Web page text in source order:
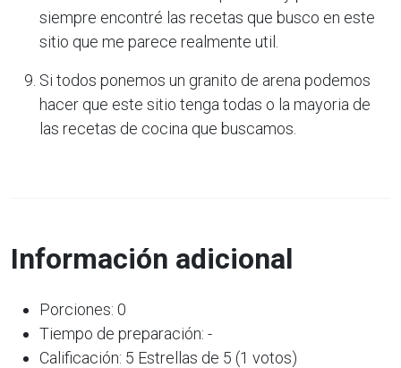
siempre encontré las recetas que busco en este
sitio que me parece realmente util.
Si todos ponemos un granito de arena podemos
hacer que este sitio tenga todas o la mayoria de
las recetas de cocina que buscamos.
Información adicional
Porciones: 0
Tiempo de preparación: -
Calificación: 5 Estrellas de 5 (1 votos)